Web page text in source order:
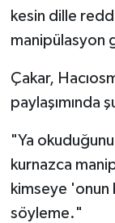
kesin dille
manipülasyon
Çakar,
paylaşımında
"Ya
kurnazca
kimseye
söyleme."